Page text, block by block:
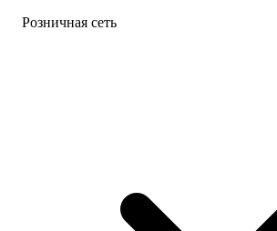
Розничная сеть